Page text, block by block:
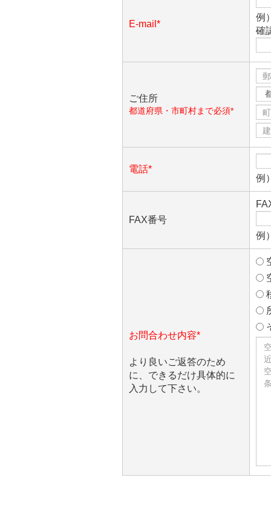
E-mail*
例
確
ご住所
都道府県・市町村まで必須*
電話*
例
FAX番号
例
お問合わせ内容*
より良いご返答のため
に、できるだけ具体的に
入力して下さい。